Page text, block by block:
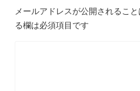
メールアドレスが公開されること
る欄は必須項目です